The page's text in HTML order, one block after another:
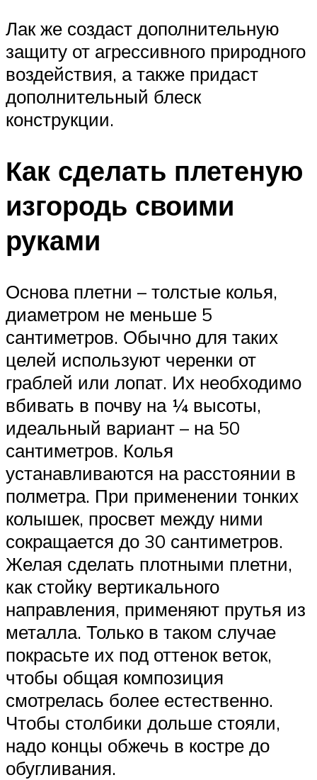
Лак же создаст дополнительную
защиту от агрессивного природного
воздействия, а также придаст
дополнительный блеск
конструкции.
Как сделать плетеную
изгородь своими
руками
Основа плетни – толстые колья,
диаметром не меньше 5
сантиметров. Обычно для таких
целей используют черенки от
граблей или лопат. Их необходимо
вбивать в почву на ¼ высоты,
идеальный вариант – на 50
сантиметров. Колья
устанавливаются на расстоянии в
полметра. При применении тонких
колышек, просвет между ними
сокращается до 30 сантиметров.
Желая сделать плотными плетни,
как стойку вертикального
направления, применяют прутья из
металла. Только в таком случае
покрасьте их под оттенок веток,
чтобы общая композиция
смотрелась более естественно.
Чтобы столбики дольше стояли,
надо концы обжечь в костре до
обугливания.